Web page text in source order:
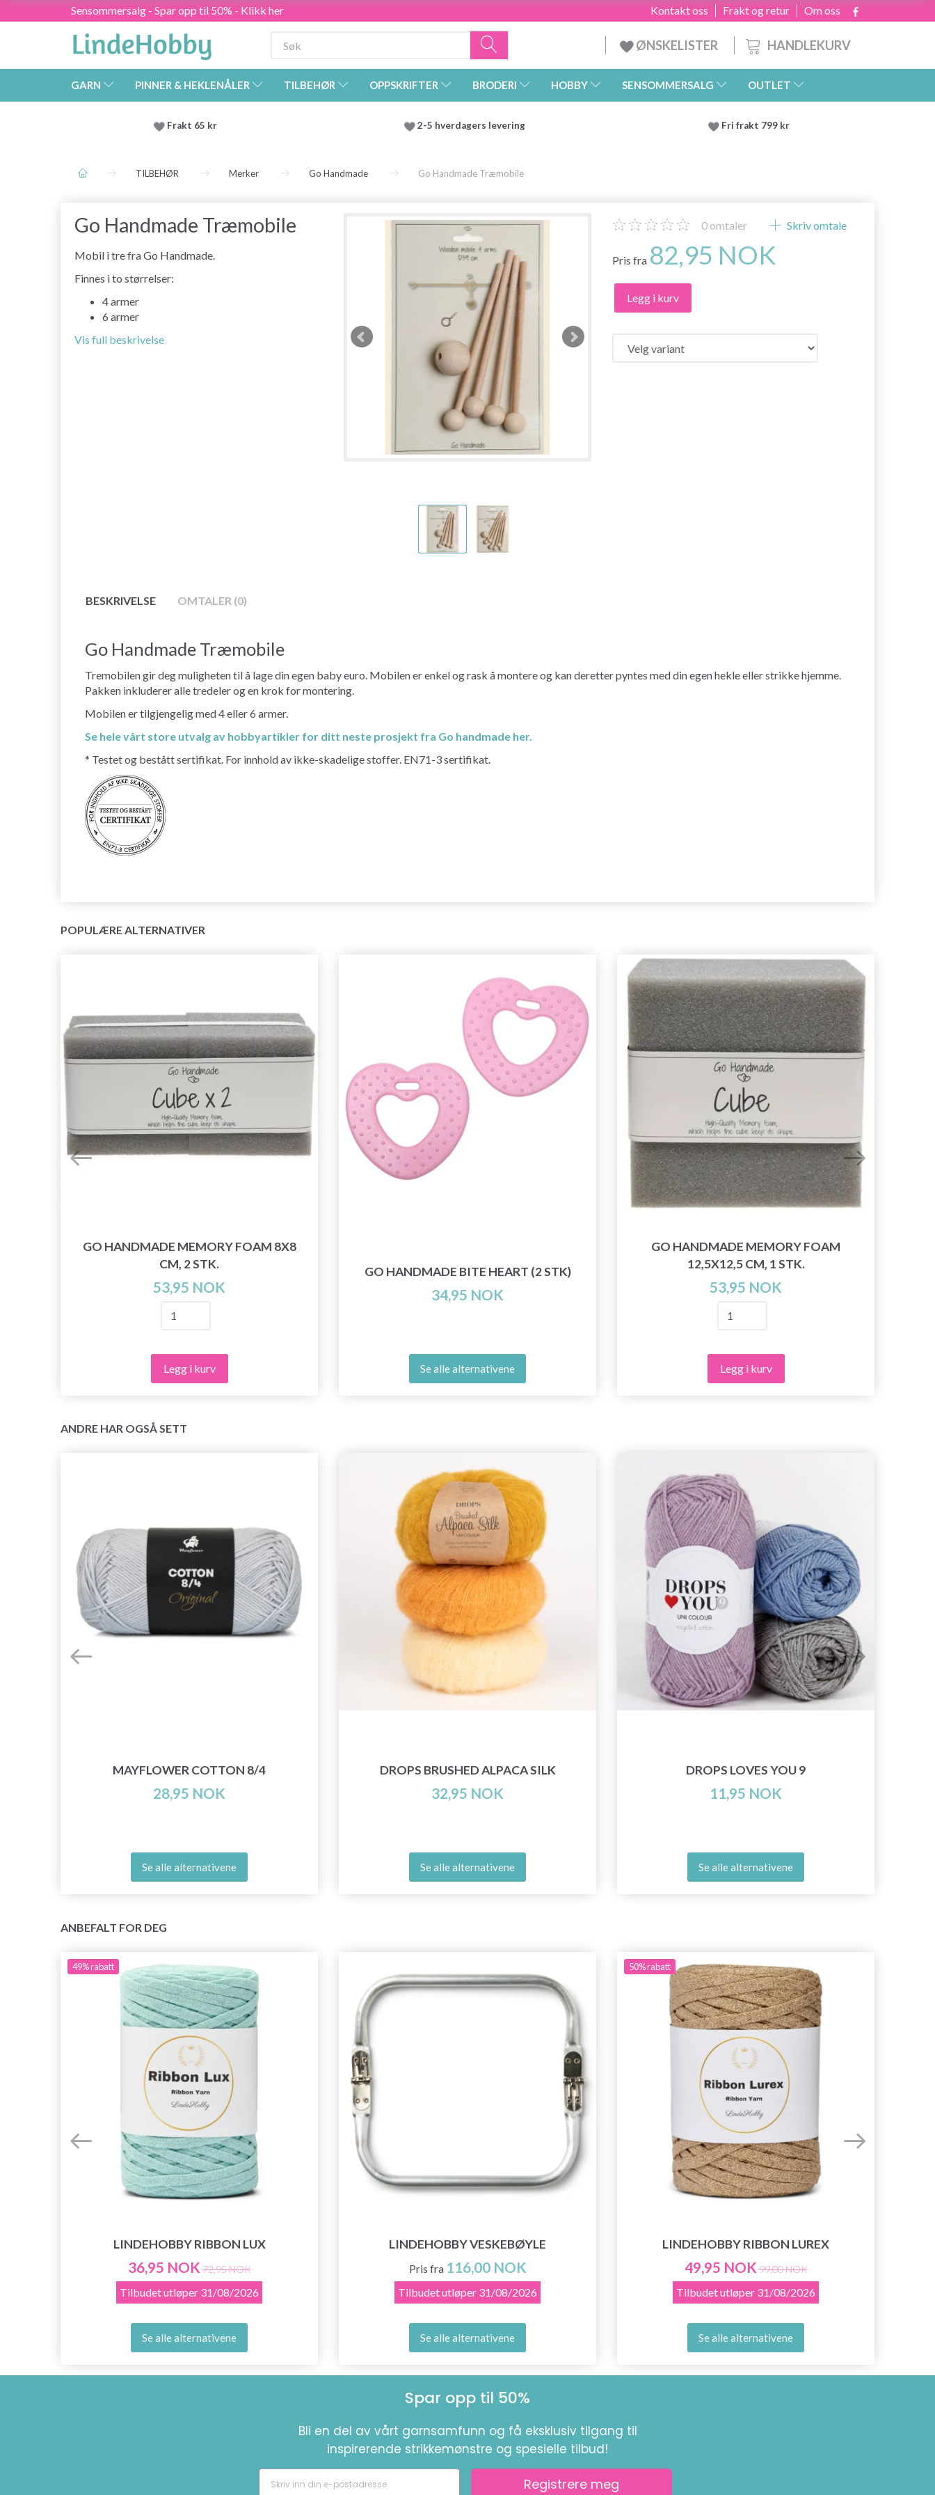
Sensommersalg - Spar opp til 50% - Klikk her Om oss
Frakt og retur
Kontakt oss
HANDLEKURV
ØNSKELISTER
GARN PINNER & HEKLENÅLER TILBEHØR OPPSKRIFTER BRODERI HOBBY SENSOMMERSALG OUTLET
Frakt 65 kr 2-5 hverdagers levering Fri frakt 799 kr
TILBEHØR Merker Go Handmade Go Handmade Træmobile
Go Handmade Træmobile
Mobil i tre fra Go Handmade.
Finnes i to størrelser:
4 armer
6 armer
Vis full beskrivelse
0 omtaler Skriv omtale
Pris fra 82,95 NOK
Legg i kurv
BESKRIVELSE OMTALER (0)
Go Handmade Træmobile
Tremobilen gir deg muligheten til å lage din egen baby euro. Mobilen er enkel og rask å montere og kan deretter pyntes med din egen hekle eller strikke hjemme.
Pakken inkluderer alle tredeler og en krok for montering.
Mobilen er tilgjengelig med 4 eller 6 armer.
Se hele vårt store utvalg av hobbyartikler for ditt neste prosjekt fra Go handmade her.
* Testet og bestått sertifikat. For innhold av ikke-skadelige stoffer. EN71-3 sertifikat.
POPULÆRE ALTERNATIVER
GO HANDMADE MEMORY FOAM 8X8
CM, 2 STK.
53,95 NOK
Legg i kurv
GO HANDMADE BITE HEART (2 STK)
34,95 NOK
Se alle alternativene
GO HANDMADE MEMORY FOAM
12,5X12,5 CM, 1 STK.
53,95 NOK
Legg i kurv
ANDRE HAR OGSÅ SETT
MAYFLOWER COTTON 8/4
28,95 NOK
Se alle alternativene
DROPS BRUSHED ALPACA SILK
32,95 NOK
Se alle alternativene
DROPS LOVES YOU 9
11,95 NOK
Se alle alternativene
ANBEFALT FOR DEG
49%rabatt
LINDEHOBBY RIBBON LUX
36,95 NOK 72,95 NOK
Tilbudet utløper 31/08/2026
Se alle alternativene
LINDEHOBBY VESKEBØYLE
Pris fra 116,00 NOK
Tilbudet utløper 31/08/2026
Se alle alternativene
50%rabatt
LINDEHOBBY RIBBON LUREX
49,95 NOK 99,00 NOK
Tilbudet utløper 31/08/2026
Se alle alternativene
Spar opp til 50%
Bli en del av vårt garnsamfunn og få eksklusiv tilgang til
inspirerende strikkemønstre og spesielle tilbud!
Registrere meg